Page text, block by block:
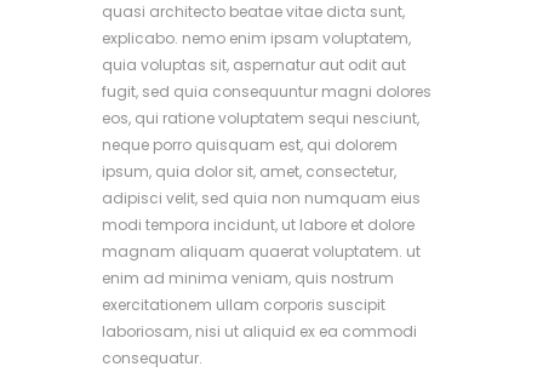
quasi architecto beatae vitae dicta sunt,
explicabo. nemo enim ipsam voluptatem,
quia voluptas sit, aspernatur aut odit aut
fugit, sed quia consequuntur magni dolores
eos, qui ratione voluptatem sequi nesciunt,
neque porro quisquam est, qui dolorem
ipsum, quia dolor sit, amet, consectetur,
adipisci velit, sed quia non numquam eius
modi tempora incidunt, ut labore et dolore
magnam aliquam quaerat voluptatem. ut
enim ad minima veniam, quis nostrum
exercitationem ullam corporis suscipit
laboriosam, nisi ut aliquid ex ea commodi
consequatur.